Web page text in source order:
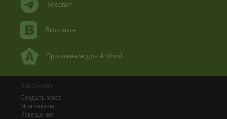
Telegram
Вконтакте
Приложение для Android
Заказчику
Создать заказ
Мои заказы
Извещения